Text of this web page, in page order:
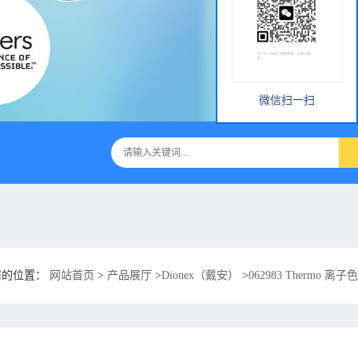
位置： 网站首页 > 产品展厅 >Dionex（戴安） >062983 Thermo 离子
微信扫一扫